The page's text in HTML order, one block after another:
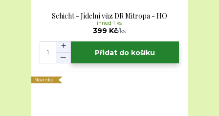
Schicht - Jídelní vůz DR Mitropa - HO
399 Kč/ks
ihned 1 ks
Přidat do košíku
Novinka